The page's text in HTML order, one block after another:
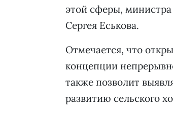
этой сферы,
Сергея Еськова.
Отмечается, что
концепции
также позволит
развитию сельского